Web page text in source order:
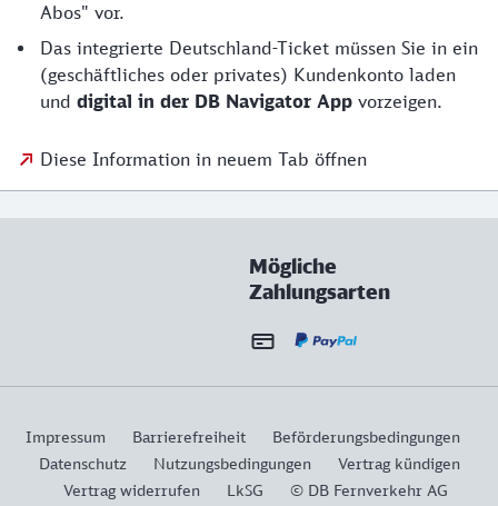
Abos" vor.
Das integrierte Deutschland-Ticket müssen Sie in ein
(geschäftliches oder privates) Kundenkonto laden
und digital in der DB Navigator App vorzeigen.
Diese Information in neuem Tab öffnen
Mögliche
Zahlungsarten
Impressum Barrierefreiheit
Beförderungsbedingungen
Datenschutz
Nutzungsbedingungen
Vertrag kündigen
Vertrag widerrufen
LkSG © DB Fernverkehr AG